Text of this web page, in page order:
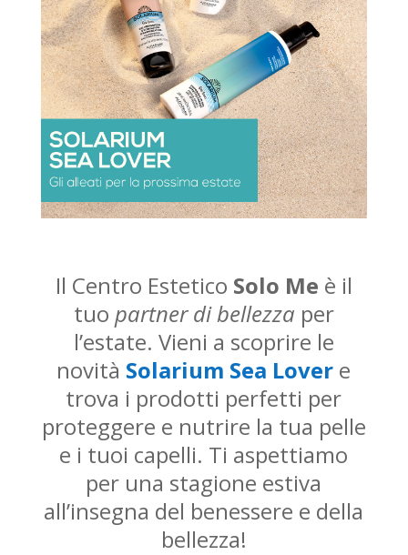
Il Centro Estetico Solo Me è il
tuo partner di bellezza per
l’estate. Vieni a scoprire le
novità Solarium Sea Lover e
trova i prodotti perfetti per
proteggere e nutrire la tua pelle
e i tuoi capelli. Ti aspettiamo
per una stagione estiva
all’insegna del benessere e della
bellezza!